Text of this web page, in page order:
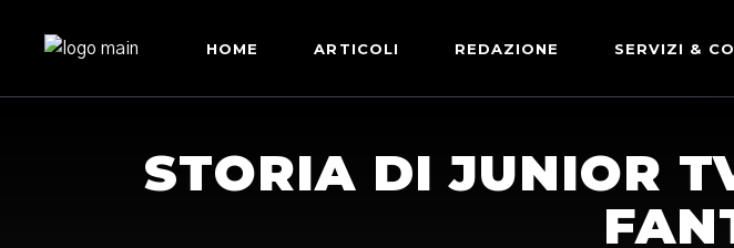
HOME ARTICOLI REDAZIONE SERVIZI &
LE NOSTRE
STORIA DI JUNIOR